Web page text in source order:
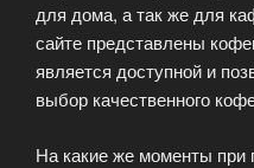
для дома, а так же для
сайте представлены
является доступной и
выбор качественного
На какие же моменты